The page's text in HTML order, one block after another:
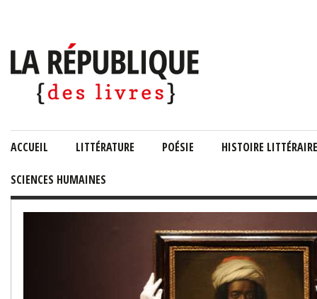
ACCUEIL LITTÉRATURE POÉSIE HISTOIRE LITTÉRAIRE
SCIENCES HUMAINES